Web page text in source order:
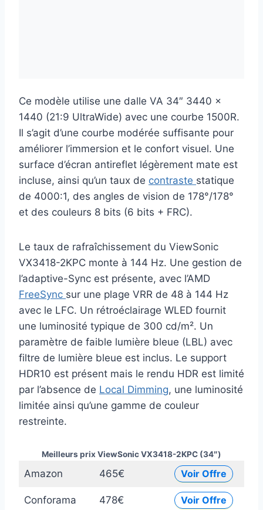
Ce modèle utilise une dalle VA 34″ 3440 x
1440 (21:9 UltraWide) avec une courbe 1500R.
Il s’agit d’une courbe modérée suffisante pour
améliorer l’immersion et le confort visuel. Une
surface d’écran antireflet légèrement mate est
incluse, ainsi qu’un taux de contraste statique
de 4000:1, des angles de vision de 178°/178°
et des couleurs 8 bits (6 bits + FRC).
Le taux de rafraîchissement du ViewSonic
VX3418-2KPC monte à 144 Hz. Une gestion de
l’adaptive-Sync est présente, avec l’AMD
FreeSync sur une plage VRR de 48 à 144 Hz
avec le LFC. Un rétroéclairage WLED fournit
une luminosité typique de 300 cd/m². Un
paramètre de faible lumière bleue (LBL) avec
filtre de lumière bleue est inclus. Le support
HDR10 est présent mais le rendu HDR est limité
par l’absence de Local Dimming, une luminosité
limitée ainsi qu’une gamme de couleur
restreinte.
Amazon 465€ Voir Offre
Conforama 478€ Voir Offre
Meilleurs prix ViewSonic VX3418-2KPC (34″)